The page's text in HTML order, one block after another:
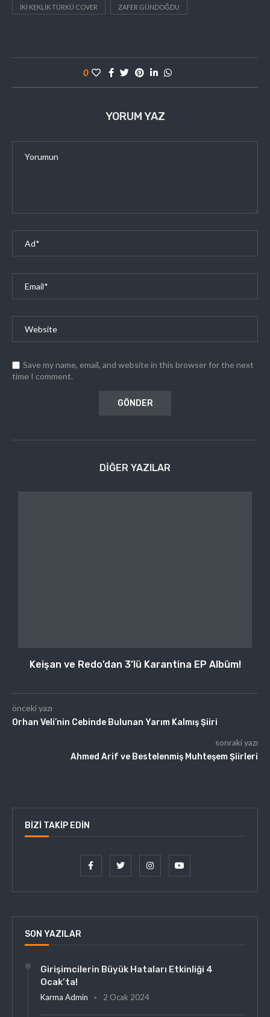
IKI KEKLIK TÜRKÜ COVER ZAFER GÜNDOĞDU
0
YORUM YAZ
Save my name, email, and website in this browser for the next
time I comment.
DIĞER YAZILAR
Keişan ve Redo’dan 3’lü Karantina EP Albüm!
önceki yazı
Orhan Veli’nin Cebinde Bulunan Yarım Kalmış Şiiri
sonraki yazı
Ahmed Arif ve Bestelenmiş Muhteşem Şiirleri
BIZI TAKIP EDIN
SON YAZILAR
Girişimcilerin Büyük Hataları Etkinliği 4
Ocak’ta!
Karma Admin 2 Ocak 2024